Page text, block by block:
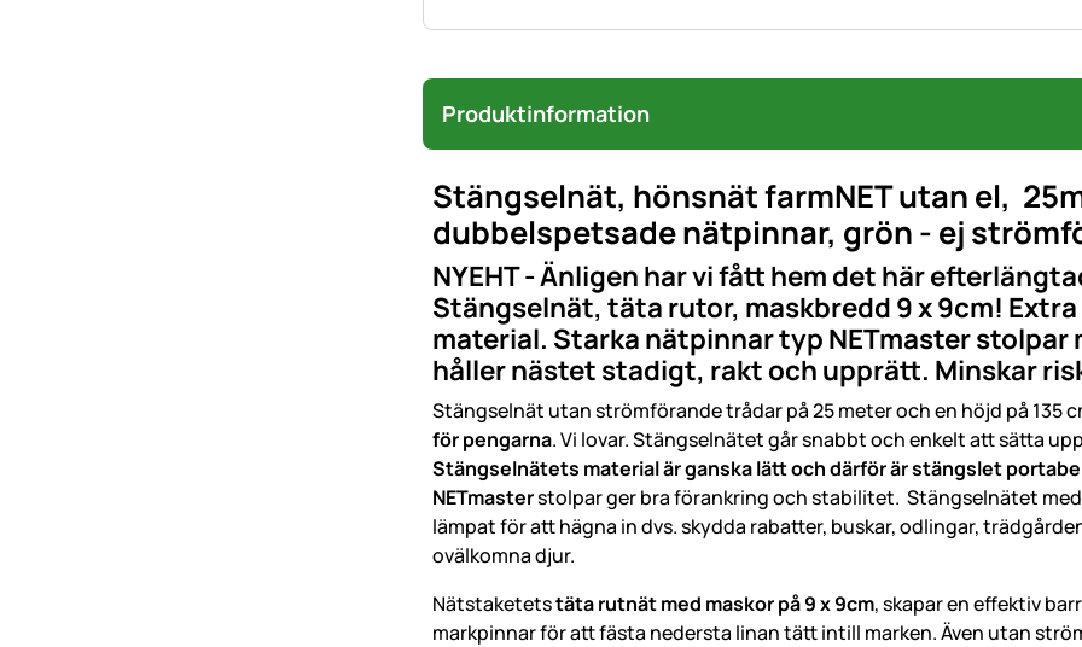
Produktinformation
Stängselnät, hönsnät farmNET utan el,
dubbelspetsade nätpinnar, grön - ej
NYEHT - Änligen har vi fått hem det här
Stängselnät, täta rutor, maskbredd 9 x 9cm!
material. Starka nätpinnar typ NETmaster
håller nästet stadigt, rakt och upprätt. Minskar
Stängselnät utan strömförande trådar på 25 meter och en höjd på 135
för pengarna. Vi lovar. Stängselnätet går snabbt och enkelt att sätta
Stängselnätets material är ganska lätt och därför är stängslet
NETmasterstolpar ger bra förankring och stabilitet. Stängselnätet
lämpat för att hägna in dvs. skydda rabatter, buskar, odlingar,
ovälkomna djur.
Nätstaketetstäta rutnät med maskor på 9 x 9cm, skapar en effektiv
markpinnar för att fästa nedersta linan tätt intill marken. Även utan